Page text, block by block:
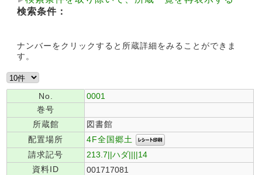
検索条件：
ナンバーをクリックすると所蔵詳細をみることができま
す。
No.
0001
巻号
所蔵館
図書館
配置場所
4F全国郷土
請求記号
213.7||ハダ||||14
資料ID
001717081